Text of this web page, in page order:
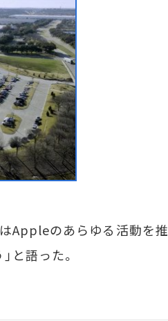
Appleのあらゆる活動を推
と語った。